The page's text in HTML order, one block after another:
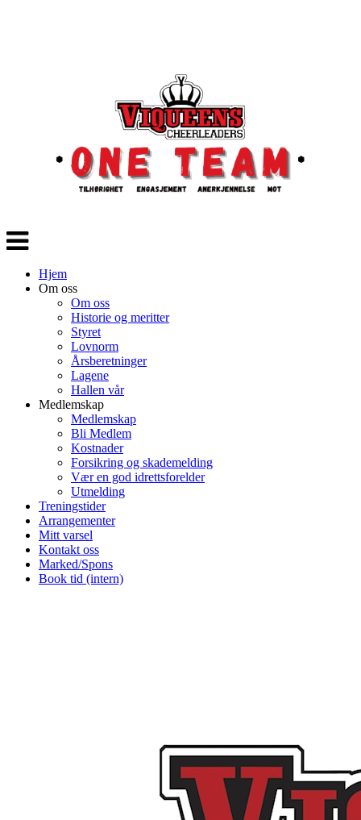
Veksle
navigasjon
Hjem
Om oss
Om oss
Historie og meritter
Styret
Lovnorm
Årsberetninger
Lagene
Hallen vår
Medlemskap
Medlemskap
Bli Medlem
Kostnader
Forsikring og skademelding
Vær en god idrettsforelder
Utmelding
Treningstider
Arrangementer
Mitt varsel
Kontakt oss
Marked/Spons
Book tid (intern)